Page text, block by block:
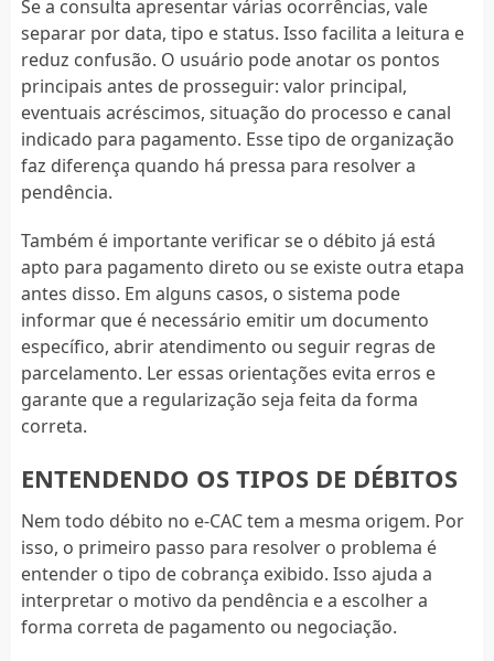
Se a consulta apresentar várias ocorrências, vale
separar por data, tipo e status. Isso facilita a leitura e
reduz confusão. O usuário pode anotar os pontos
principais antes de prosseguir: valor principal,
eventuais acréscimos, situação do processo e canal
indicado para pagamento. Esse tipo de organização
faz diferença quando há pressa para resolver a
pendência.
Também é importante verificar se o débito já está
apto para pagamento direto ou se existe outra etapa
antes disso. Em alguns casos, o sistema pode
informar que é necessário emitir um documento
específico, abrir atendimento ou seguir regras de
parcelamento. Ler essas orientações evita erros e
garante que a regularização seja feita da forma
correta.
ENTENDENDO OS TIPOS DE DÉBITOS
Nem todo débito no e-CAC tem a mesma origem. Por
isso, o primeiro passo para resolver o problema é
entender o tipo de cobrança exibido. Isso ajuda a
interpretar o motivo da pendência e a escolher a
forma correta de pagamento ou negociação.